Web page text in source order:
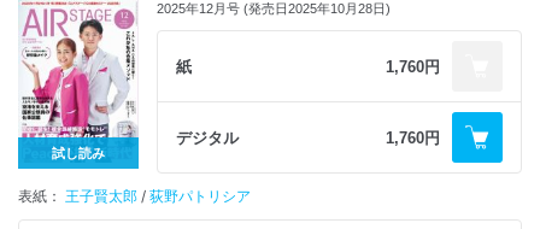
CA＆グランドスタッフ 筆記試験講座（国語／英語／社会／理数）
CONTENTS
「エアステージCA就職セミナー2026春」のご案内
AD
（裏表紙）【特別付録】THE JAL BOOK 2026
（表紙）【特別付録】THE JAL BOOK 2026 ※このページから御覧くだ
さい
【特別付録・カレンダー】
JAL Group × ANA Group
CA & Ground Staff Calendar 2026
〜Spirit of Hospitality〜
※電子版では、巻末に掲載しております。
【その他主なコンテンツ】
・あこがれの現場を実際に見にいこう！ 読者モデルが行く会社訪問 ソ
【大特集】青い翼のすべてをこの一冊に憧れのANAで輝く
（表紙モデルインタビュー）My Sky Story～空の仕事と私の物語～／ANA
客室乗務員 石渡彩花さん
（表紙モデルインタビュー）My Sky Story～空の仕事と私の物語～／副操
縦士 長谷 茉里奈さん
（表紙モデルインタビュー）My Sky Story～空の仕事と私の物語～／グロ
ーバルスタッフ技術職 森 英里奈さん
フライトの舞台裏、全部見せます！／羽田～那覇線プレミアムクラスに乗
務する「空の仕事人」ANAチーフパーサーの一日に密着
成田～サンフランシスコ線ビジネスクラスに乗務する 新人CA、辰巳さん
試し読み
2025年12月号 (発売日2025年10月28日)
紙 1,760円
デジタル 1,760円
表紙： 王子賢太郎 / 荻野パトリシア